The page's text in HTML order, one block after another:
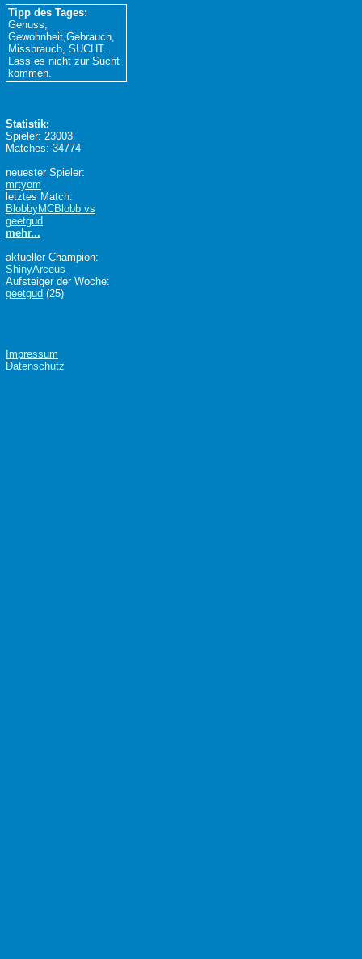
Tipp des Tages:
Genuss,
Gewohnheit,Gebrauch,
Missbrauch, SUCHT.
Lass es nicht zur Sucht
kommen.
Statistik:
Spieler: 23003
Matches: 34774
neuester Spieler:
mrtyom
letztes Match:
BlobbyMCBlobb vs
geetgud
mehr...
aktueller Champion:
ShinyArceus
Aufsteiger der Woche:
geetgud (25)
Impressum
Datenschutz